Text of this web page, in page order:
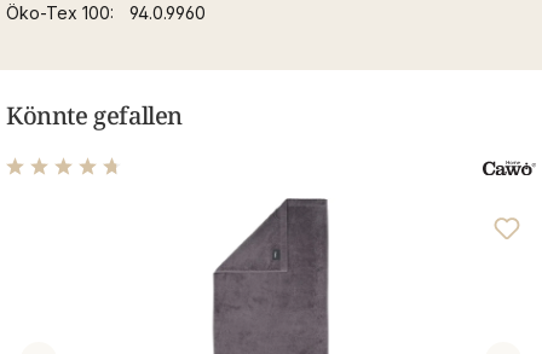
Öko-Tex 100
94.0.9960
Könnte gefallen
Durchschnittliche Bewertung von 4.76 von 5 Sternen